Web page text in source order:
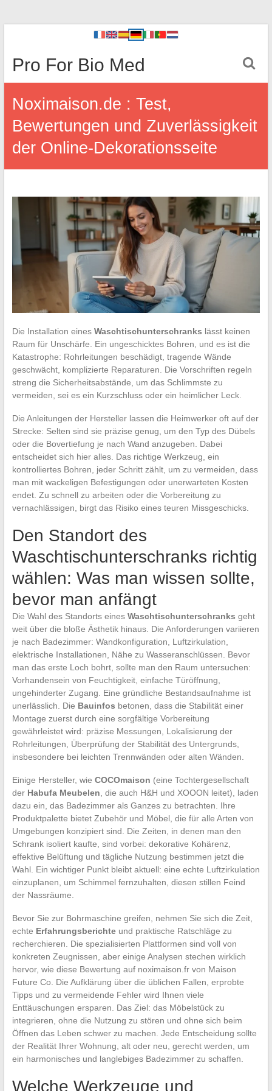
Pro For Bio Med
Noximaison.de : Test,
Bewertungen und Zuverlässigkeit
der Online-Dekorationsseite
Die Installation eines Waschtischunterschranks lässt keinen
Raum für Unschärfe. Ein ungeschicktes Bohren, und es ist die
Katastrophe: Rohrleitungen beschädigt, tragende Wände
geschwächt, komplizierte Reparaturen. Die Vorschriften regeln
streng die Sicherheitsabstände, um das Schlimmste zu
vermeiden, sei es ein Kurzschluss oder ein heimlicher Leck.
Die Anleitungen der Hersteller lassen die Heimwerker oft auf der
Strecke: Selten sind sie präzise genug, um den Typ des Dübels
oder die Bovertiefung je nach Wand anzugeben. Dabei
entscheidet sich hier alles. Das richtige Werkzeug, ein
kontrolliertes Bohren, jeder Schritt zählt, um zu vermeiden, dass
man mit wackeligen Befestigungen oder unerwarteten Kosten
endet. Zu schnell zu arbeiten oder die Vorbereitung zu
vernachlässigen, birgt das Risiko eines teuren Missgeschicks.
Den Standort des
Waschtischunterschranks richtig
wählen: Was man wissen sollte,
bevor man anfängt
Die Wahl des Standorts eines Waschtischunterschranks geht
weit über die bloße Ästhetik hinaus. Die Anforderungen variieren
je nach Badezimmer: Wandkonfiguration, Luftzirkulation,
elektrische Installationen, Nähe zu Wasseranschlüssen. Bevor
man das erste Loch bohrt, sollte man den Raum untersuchen:
Vorhandensein von Feuchtigkeit, einfache Türöffnung,
ungehinderter Zugang. Eine gründliche Bestandsaufnahme ist
unerlässlich. Die Bauinfos betonen, dass die Stabilität einer
Montage zuerst durch eine sorgfältige Vorbereitung
gewährleistet wird: präzise Messungen, Lokalisierung der
Rohrleitungen, Überprüfung der Stabilität des Untergrunds,
insbesondere bei leichten Trennwänden oder alten Wänden.
Einige Hersteller, wie COCOmaison (eine Tochtergesellschaft
der Habufa Meubelen , die auch H&H und XOOON leitet), laden
dazu ein, das Badezimmer als Ganzes zu betrachten. Ihre
Produktpalette bietet Zubehör und Möbel, die für alle Arten von
Umgebungen konzipiert sind. Die Zeiten, in denen man den
Schrank isoliert kaufte, sind vorbei: dekorative Kohärenz,
effektive Belüftung und tägliche Nutzung bestimmen jetzt die
Wahl. Ein wichtiger Punkt bleibt aktuell: eine echte Luftzirkulation
einzuplanen, um Schimmel fernzuhalten, diesen stillen Feind
der Nassräume.
Bevor Sie zur Bohrmaschine greifen, nehmen Sie sich die Zeit,
echte Erfahrungsberichteund praktische Ratschläge zu
recherchieren. Die spezialisierten Plattformen sind voll von
konkreten Zeugnissen, aber einige Analysen stechen wirklich
hervor, wie diese Bewertung auf noximaison.fr von Maison
Future Co. Die Aufklärung über die üblichen Fallen, erprobte
Tipps und zu vermeidende Fehler wird Ihnen viele
Enttäuschungen ersparen. Das Ziel: das Möbelstück zu
integrieren, ohne die Nutzung zu stören und ohne sich beim
Öffnen das Leben schwer zu machen. Jede Entscheidung sollte
der Realität Ihrer Wohnung, alt oder neu, gerecht werden, um
ein harmonisches und langlebiges Badezimmer zu schaffen.
Welche Werkzeuge und